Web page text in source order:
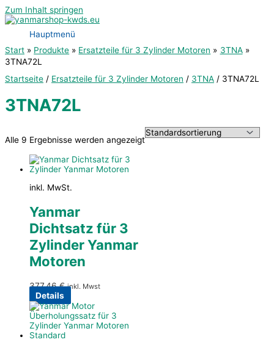
Zum Inhalt springen
Hauptmenü
Start
Produkte Ersatzteile für 3 Zylinder Motoren
3TNA
3TNA72L
Startseite / Ersatzteile für 3 Zylinder Motoren / 3TNA / 3TNA72L
3TNA72L
Alle 9 Ergebnisse werden angezeigt
inkl. MwSt.
Yanmar
Dichtsatz für 3
Zylinder Yanmar
Motoren
377,46€ inkl. Mwst
Details